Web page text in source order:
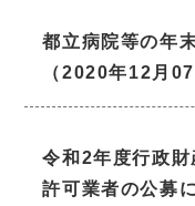
都立病院等の年
（2020年12月07
令和2年度行政財
許可業者の公募